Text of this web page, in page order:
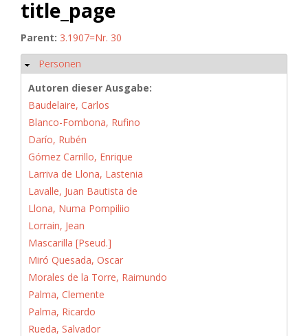
title_page
Parent: 3.1907=Nr. 30
Ausblenden
Personen
Autoren dieser Ausgabe:
Baudelaire, Carlos
Blanco-Fombona, Rufino
Darío, Rubén
Gómez Carrillo, Enrique
Larriva de Llona, Lastenia
Lavalle, Juan Bautista de
Llona, Numa Pompiliio
Lorrain, Jean
Mascarilla [Pseud.]
Miró Quesada, Oscar
Morales de la Torre, Raimundo
Palma, Clemente
Palma, Ricardo
Rueda, Salvador